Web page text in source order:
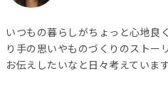
いつもの暮らしがちょっと心地良
り手の思いやものづくりのストー
お伝えしたいなと日々考えています